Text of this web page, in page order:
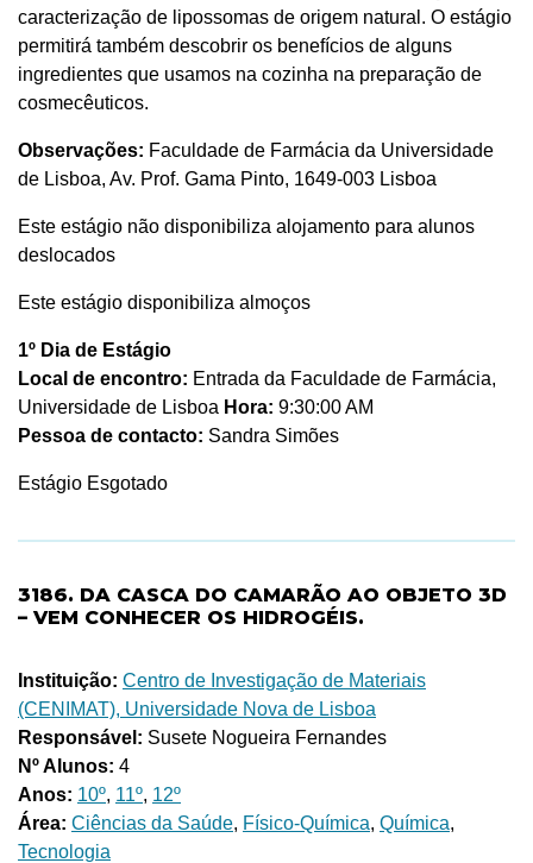
caracterização de lipossomas de origem natural. O estágio
permitirá também descobrir os benefícios de alguns
ingredientes que usamos na cozinha na preparação de
cosmecêuticos.
Observações: Faculdade de Farmácia da Universidade
de Lisboa, Av. Prof. Gama Pinto, 1649-003 Lisboa
Este estágio não disponibiliza alojamento para alunos
deslocados
Este estágio disponibiliza almoços
1º Dia de Estágio
Local de encontro: Entrada da Faculdade de Farmácia,
Universidade de Lisboa Hora: 9:30:00 AM
Pessoa de contacto: Sandra Simões
Estágio Esgotado
3186. DA CASCA DO CAMARÃO AO OBJETO 3D
– VEM CONHECER OS HIDROGÉIS.
Instituição: Centro de Investigação de Materiais
(CENIMAT), Universidade Nova de Lisboa
Responsável: Susete Nogueira Fernandes
Nº Alunos: 4
Anos: 10º, 11º, 12º
Área: Ciências da Saúde, Físico-Química, Química,
Tecnologia